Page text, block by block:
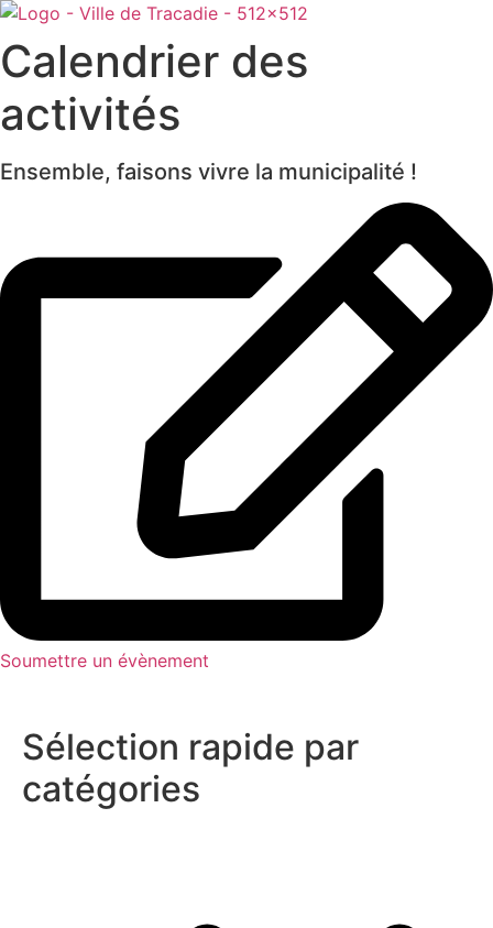
Calendrier des
activités
Ensemble, faisons vivre la municipalité !
Soumettre un évènement
Sélection rapide par
catégories